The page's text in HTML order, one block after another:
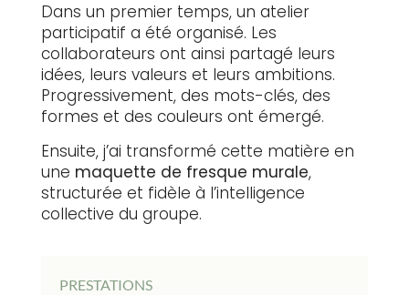
Dans un premier temps, un atelier
participatif a été organisé. Les
collaborateurs ont ainsi partagé leurs
idées, leurs valeurs et leurs ambitions.
Progressivement, des mots-clés, des
formes et des couleurs ont émergé.
Ensuite, j’ai transformé cette matière en
une maquette de fresque murale,
structurée et fidèle à l’intelligence
collective du groupe.
PRESTATIONS